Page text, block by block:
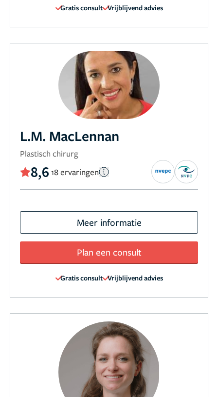
Gratis consult Vrijblijvend advies
L.M. MacLennan
Plastisch chirurg
8,6 18 ervaringen
Meer informatie
Plan een consult
Gratis consult Vrijblijvend advies